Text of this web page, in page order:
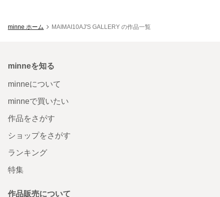
minne ホーム MAIMAI10AJ'S GALLERY の作品一覧
minneを知る
minneについて
minneで買いたい
作品をさがす
ショップをさがす
ランキング
特集
作品販売について